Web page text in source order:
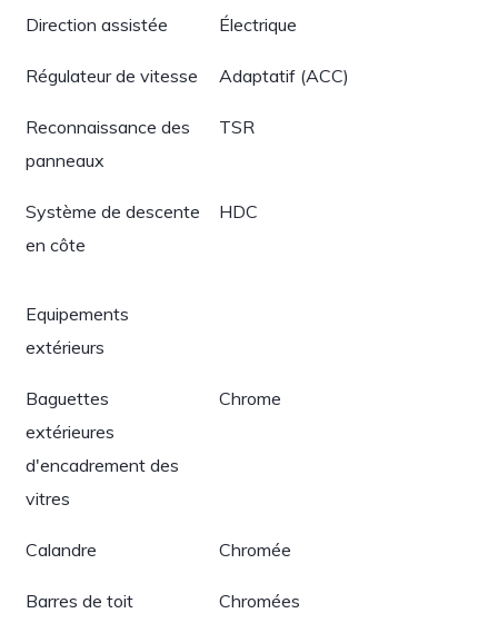
Direction assistée Électrique
Régulateur de vitesse Adaptatif (ACC)
Reconnaissance des
panneaux
TSR
Système de descente
en côte
HDC
Equipements
extérieurs
Baguettes
extérieures
d'encadrement des
vitres
Chrome
Calandre Chromée
Barres de toit Chromées